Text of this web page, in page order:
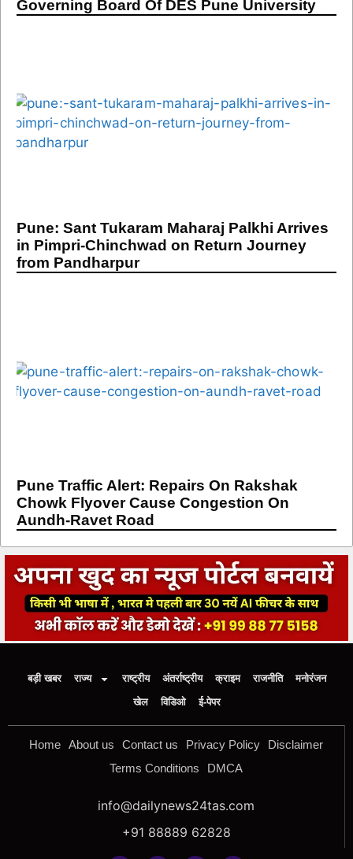
Governing Board Of DES Pune University
Pune: Sant Tukaram Maharaj Palkhi Arrives
in Pimpri-Chinchwad on Return Journey
from Pandharpur
Pune Traffic Alert: Repairs On Rakshak
Chowk Flyover Cause Congestion On
Aundh-Ravet Road
बड़ी खबर राज्य राष्ट्रीय अंतर्राष्ट्रीय क्राइम राजनीति
मनोरंजन
खेल
विडिओ ई-पेपर
Home About us Contact us Privacy Policy
Disclaimer
Terms Conditions
DMCA
info@dailynews24tas.com
+91 88889 62828